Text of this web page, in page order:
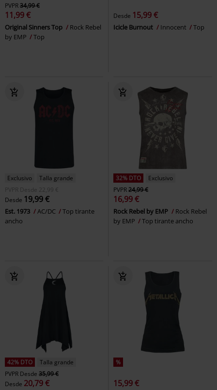
PVPR34,99 €
11,99 €
Original Sinners Top
Rock Rebel
by EMP
Top
Desde 15,99 €
Icicle Burnout Innocent Top
Exclusivo
Talla grande
PVPR
Desde 22,99 €
Desde 19,99 €
Est. 1973 AC/DC
Top tirante
ancho
32% DTO
Exclusivo
PVPR24,99 €
16,99 €
Rock Rebel by EMP
Rock Rebel
by EMP
Top tirante ancho
42% DTO
Talla grande
PVPR Desde 35,99 €
Desde 20,79 €
%
15,99 €